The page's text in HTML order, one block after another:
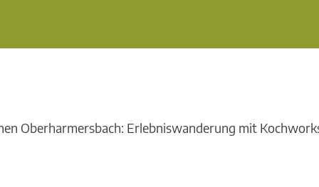
Oberharmersbach: Erlebniswanderung mit